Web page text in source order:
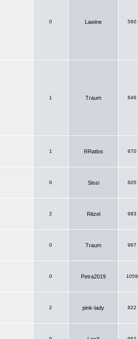
0 Lawine 560
1 Traum 646
1 RRatlos 870
0 Sissi 605
2 Ritzel 983
0 Traum 967
0 Petra2019 1059
2 pink-lady 822